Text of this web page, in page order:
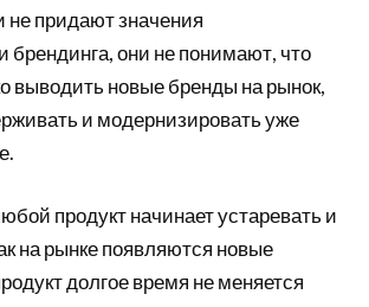
не придают значения
брендинга, они не понимают, что
выводить новые бренды на рынок,
и модернизировать уже
продукт начинает устаревать и
на рынке появляются новые
долгое время не меняется